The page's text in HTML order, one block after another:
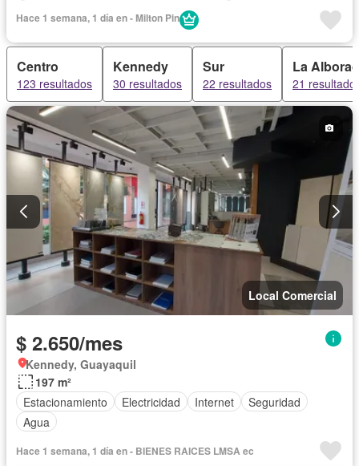
Acceso para personas con discapacidad
Seguridad
Hace 1 semana, 1 día en - Milton Pin
Centro
123 resultados
Kennedy
30 resultados
Sur
22 resultados
La
21
Local Comercial
$ 2.650/mes
Kennedy, Guayaquil
197 m²
Estacionamiento
Electricidad Internet
Seguridad
Agua
Hace 1 semana, 1 día en - BIENES RAICES LMSA ec